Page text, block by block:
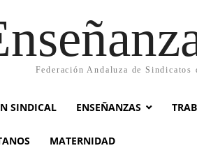
Federación Andaluza de Sindicatos
SINDICAL ENSEÑANZAS
MATERNIDAD